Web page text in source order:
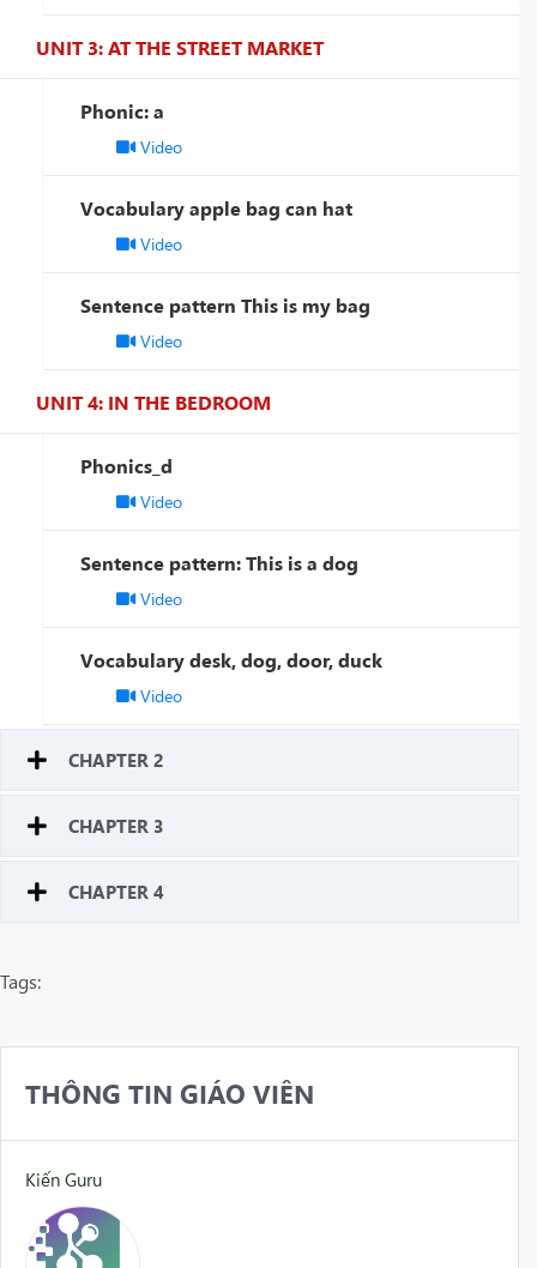
UNIT 3: AT THE STREET MARKET
Phonic: a
Video
Vocabulary apple bag can hat
Video
Sentence pattern This is my bag
Video
UNIT 4: IN THE BEDROOM
Phonics_d
Video
Sentence pattern: This is a dog
Video
Vocabulary desk, dog, door, duck
Video
CHAPTER 2
CHAPTER 3
CHAPTER 4
Tags:
THÔNG TIN GIÁO VIÊN
Kiến Guru